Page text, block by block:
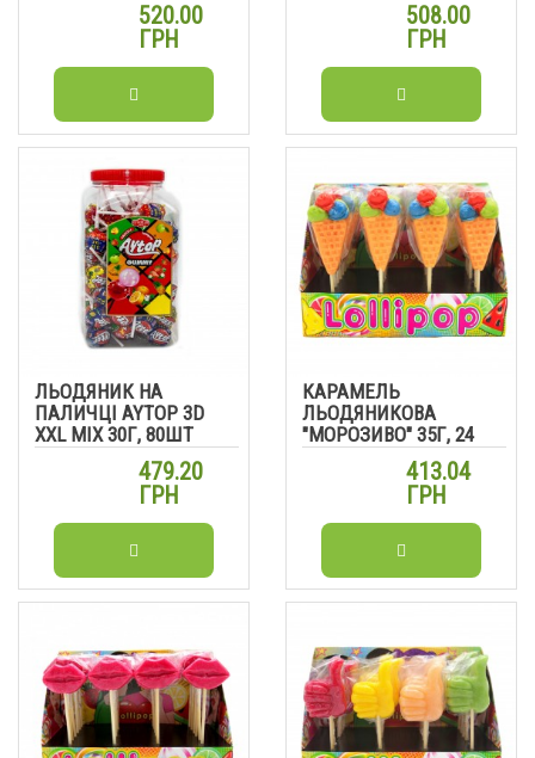
520.00
ГРН
508.00
ГРН
ЛЬОДЯНИК НА
ПАЛИЧЦІ AYTOP 3D
XXL MIX 30Г, 80ШТ
479.20
ГРН
КАРАМЕЛЬ
ЛЬОДЯНИКОВА
"МОРОЗИВО" 35Г, 24
ШТ
413.04
ГРН